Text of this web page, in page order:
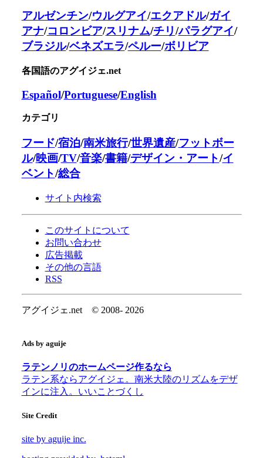
アルゼンチン/ウルグアイ/エクアドル/ガイ
アナ/コロンビア/スリナム/チリ/パラグアイ/
ブラジル/ベネズエラ/ペルー/ボリビア
各国語のアグイジェ.net
Español/Portuguese/English
カテゴリ
フード/宿泊/南米旅行/世界遺産/フットボー
ル/映画/TV/音楽/書籍/デザイン・アート/イ
ベント/総合
サイト内検索
このサイトについて
お問い合わせ
広告掲載
その他の言語
RSS
アグイジェ.net © 2008- 2026
Ads by aguije
ラテンノリのホームページ作るなら
ラテン系ならアグイジェ。南米大陸のリズムをデザ
インに注入。いいことづくし
Site Credit
site by aguije inc.